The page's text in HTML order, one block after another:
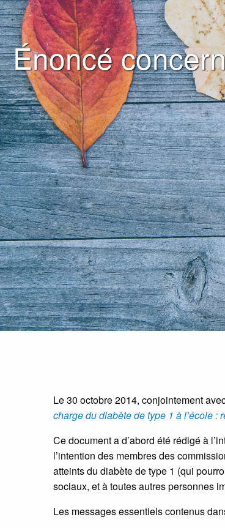
Énoncé
Le 30 octobre 2014, conjointement
charge du diabète de type 1 à l’école
Ce document a d’abord été rédigé à
l’intention des membres des
atteints du diabète de type 1 (qui
sociaux, et à toutes autres personnes
Les messages essentiels contenus